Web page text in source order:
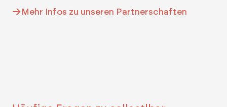
Mehr Infos zu unseren Partnerschaften